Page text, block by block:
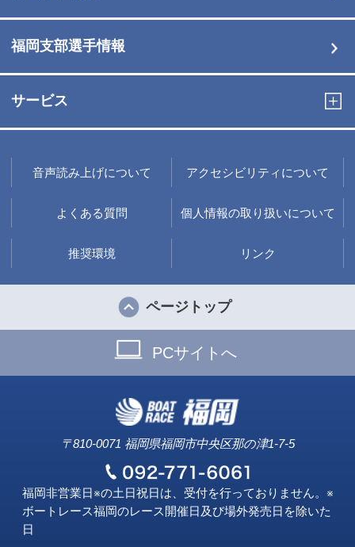
福岡支部選手情報
サービス
音声読み上げについて アクセシビリティについて
よくある質問 個人情報の取り扱いについて
推奨環境 リンク
ページトップ
PCサイトへ
〒810-0071 福岡県福岡市中央区那の津1-7-5
福岡非営業日※の土日祝日は、受付を行っておりません。※
ボートレース福岡のレース開催日及び場外発売日を除いた
日